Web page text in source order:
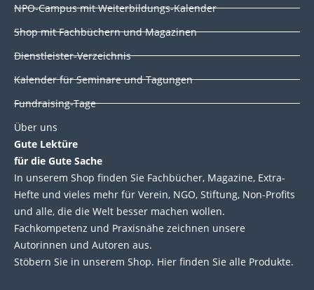
n k
NPO-Campus mit Weiterbildungs-Kalender
Shop mit Fachbüchern und Magazinen
Dienstleister-Verzeichnis
Kalender für Seminare und Tagungen
Fundraising-Tage
Über uns
Gute Lektüre
für die Gute Sache
In unserem Shop finden Sie Fachbücher, Magazine, Extra-
Hefte und vieles mehr für Verein, NGO, Stiftung, Non-Profits
und alle, die die Welt besser machen wollen.
Fachkompetenz und Praxisnähe zeichnen unsere
Autorinnen und Autoren aus.
Stöbern Sie in unserem Shop. Hier finden Sie alle Produkte.